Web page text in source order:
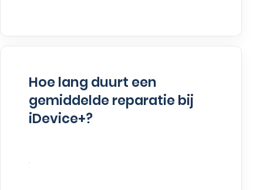
Hoe lang duurt een
gemiddelde reparatie bij
iDevice+?